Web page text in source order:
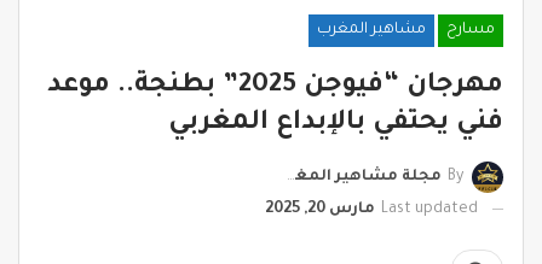
مسارح مشاهير المغرب
مهرجان “فيوجن 2025” بطنجة.. موعد
فني يحتفي بالإبداع المغربي
By مجلة مشاهير المغرب
Last updated مارس 20, 2025